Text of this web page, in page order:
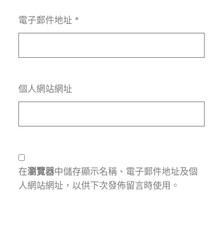
電子郵件地址 *
個人網站網址
在瀏覽器中儲存顯示名稱、電子郵件地址及個
人網站網址，以供下次發佈留言時使用。